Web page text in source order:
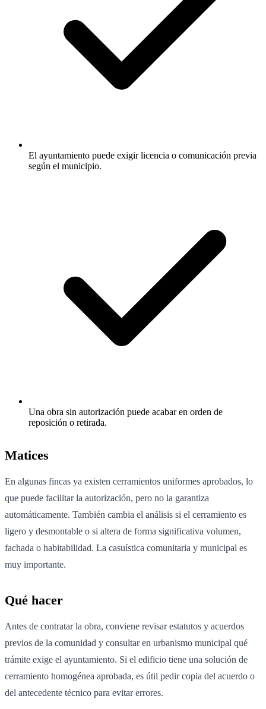
El ayuntamiento puede exigir licencia o comunicación previa
según el municipio.
Una obra sin autorización puede acabar en orden de
reposición o retirada.
Matices
En algunas fincas ya existen cerramientos uniformes aprobados, lo
que puede facilitar la autorización, pero no la garantiza
automáticamente. También cambia el análisis si el cerramiento es
ligero y desmontable o si altera de forma significativa volumen,
fachada o habitabilidad. La casuística comunitaria y municipal es
muy importante.
Qué hacer
Antes de contratar la obra, conviene revisar estatutos y acuerdos
previos de la comunidad y consultar en urbanismo municipal qué
trámite exige el ayuntamiento. Si el edificio tiene una solución de
cerramiento homogénea aprobada, es útil pedir copia del acuerdo o
del antecedente técnico para evitar errores.